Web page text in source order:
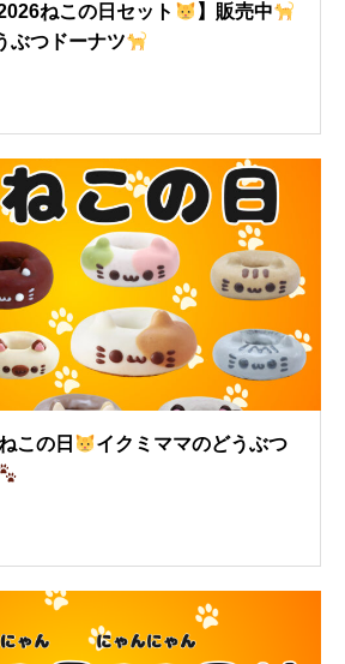
ねこの日セット
】販売中
ぶつドーナツ
この日
イクミママのどうぶつ